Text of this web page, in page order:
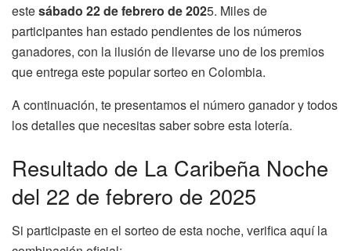
estesábado 22 de febrero de 2025. Miles de
participantes han estado pendientes de los números
ganadores, con la ilusión de llevarse uno de los premios
que entrega este popular sorteo en Colombia.
A continuación, te presentamos el número ganador y todos
los detalles que necesitas saber sobre esta lotería.
Resultado de La Caribeña Noche
del 22 de febrero de 2025
Si participaste en el sorteo de esta noche, verifica aquí la